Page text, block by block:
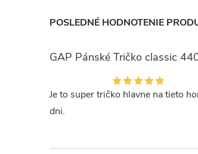
POSLEDNÉ HODNOTENIE
Je to super tričko hlavne na tieto
dni.